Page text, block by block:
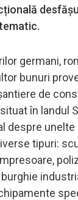
germani,
bunuri
de
în landul
despre unelte
tipuri: